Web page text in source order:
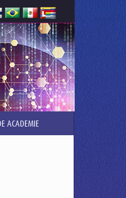
ACADEMIE